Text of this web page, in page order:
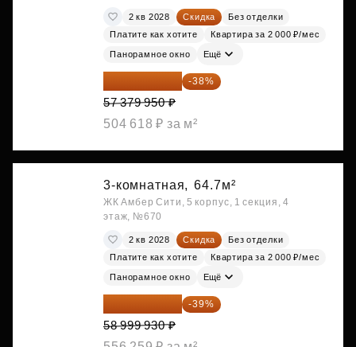
2 кв 2028 Скидка
Без отделки
Платите как хотите
Квартира за 2 000 ₽/мес
Панорамное окно Ещё
35 575 569 ₽ -38%
57 379 950 ₽
504 618 ₽ за м²
3-комнатная, 64.7м²
ЖК Амбер Сити, 5 корпус, 1 секция, 4
этаж, №670
2 кв 2028 Скидка
Без отделки
Платите как хотите
Квартира за 2 000 ₽/мес
Панорамное окно Ещё
35 989 957 ₽ -39%
58 999 930 ₽